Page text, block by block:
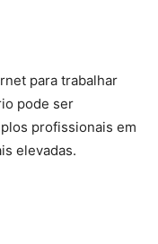
para trabalhar
pode ser
profissionais em
elevadas.